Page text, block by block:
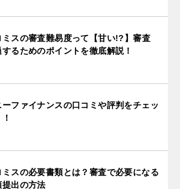
ミスの審査難易度って【甘い!?】審査
するためのポイントを徹底解説！
ーファイナンスの口コミや評判をチェッ
ミスの必要書類とは？審査で必要になる
提出の方法